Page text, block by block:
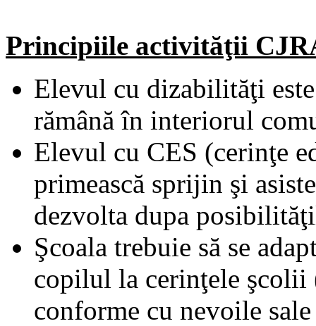
Principiile activităţii
Elevul cu dizabilităţi
rămână în interiorul
Elevul cu CES (cerinţe
primească sprijin şi
dezvolta dupa
Şcoala trebuie să se
copilul la cerinţele şcolii
conforme cu nevoile